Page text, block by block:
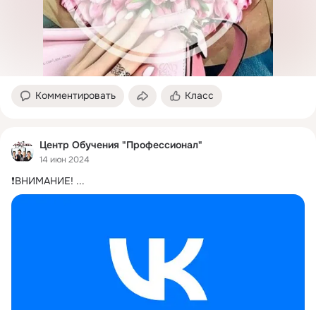
Комментировать Класс
Центр Обучения "Профессионал"
14 июн 2024
❗ВНИМАНИЕ! ...